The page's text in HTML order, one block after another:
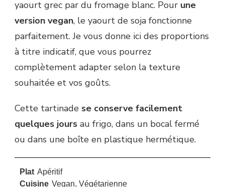
yaourt grec par du fromage blanc. Pour une
version vegan, le yaourt de soja fonctionne
parfaitement. Je vous donne ici des proportions
à titre indicatif, que vous pourrez
complètement adapter selon la texture
souhaitée et vos goûts.
Cette tartinade se conserve facilement
quelques jours au frigo, dans un bocal fermé
ou dans une boîte en plastique hermétique.
Plat Apéritif
Cuisine Vegan, Végétarienne